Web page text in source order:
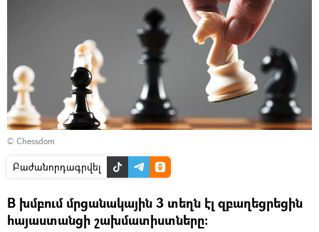
© Chessdom
Բաժանորդագրվել
B խմբում մրցանակային 3 տեղն էլ զբաղեցրեցին
հայաստանցի շախմատիստները: